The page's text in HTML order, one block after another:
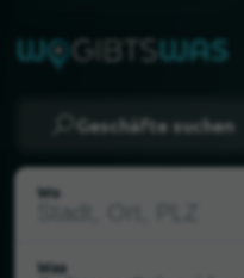
Geschäfte suchen
Wo
Was